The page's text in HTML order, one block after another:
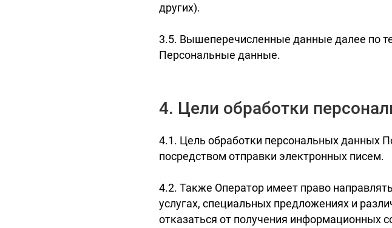
других).
3.5. Вышеперечисленные данные далее по
Персональные данные.
4. Цели обработки
4.1. Цель обработки персональных данных
посредством отправки электронных писем.
4.2. Также Оператор имеет право
услугах, специальных предложениях и
отказаться от получения информационных